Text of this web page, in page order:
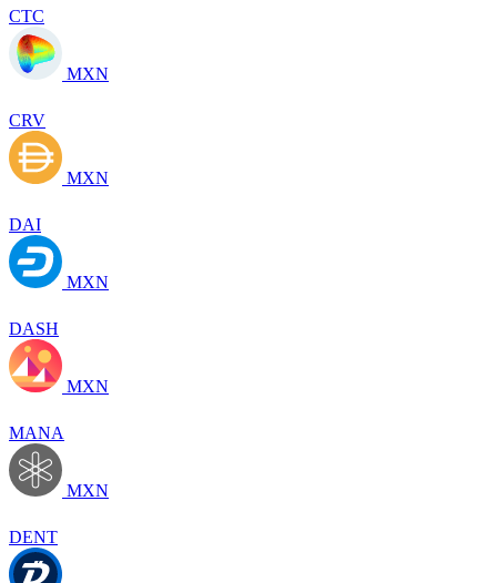
CTC
MXN
CRV
MXN
DAI
MXN
DASH
MXN
MANA
MXN
DENT